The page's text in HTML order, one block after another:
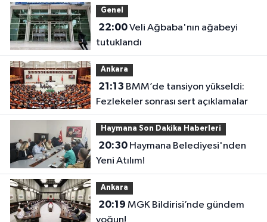
Genel
22:00Veli Ağbaba'nın ağabeyi
tutuklandı
Ankara
21:13
Fezlekeler sonrası sert açıklamalar
Haymana Son Dakika Haberleri
20:30Haymana Belediyesi'nden
Yeni Atılım!
Ankara
20:19
yoğun!